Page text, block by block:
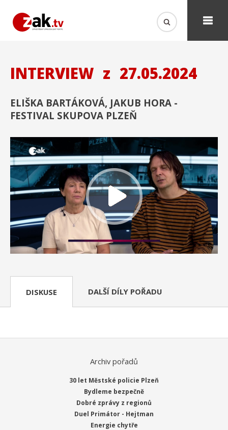
INTERVIEW z 27.05.2024
ELIŠKA BARTÁKOVÁ, JAKUB HORA -
FESTIVAL SKUPOVA PLZEŇ
DISKUSE DALŠÍ DÍLY POŘADU
Archiv pořadů
30 let Městské policie Plzeň
Bydleme bezpečně
Dobré zprávy z regionů
Duel Primátor - Hejtman
Energie chytře